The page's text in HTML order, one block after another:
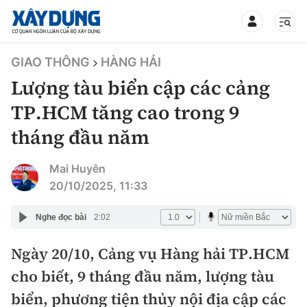
TIN BỘ XÂY DỰNG
CHUYÊN MỤC
Mới nhất
Thời sự
Chính trị
Xã hội
Xây dựng
Chỉ đạo điều hành
Giao thông
GIAO THÔNG HÀNG HẢI
Lượng tàu biển cập các cảng
TP.HCM tăng cao trong 9
tháng đầu năm
Mai Huyên
20/10/2025, 11:33
Nghe đọc bài 2:02
Ngày 20/10, Cảng vụ Hàng hải TP.HCM
cho biết, 9 tháng đầu năm, lượng tàu
biển, phương tiện thủy nội địa cập các